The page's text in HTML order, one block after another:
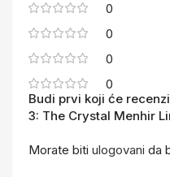
0
0
0
0
Budi prvi koji će
3: The Crystal Menhir
Morate biti ulogovani da